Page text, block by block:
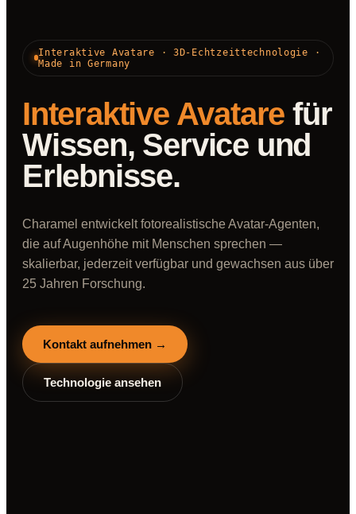
Interaktive Avatare · 3D-Echtzeittechnologie ·
Made in Germany
Interaktive Avatare für
Wissen, Service und
Erlebnisse.
Charamel entwickelt fotorealistische Avatar-Agenten,
die auf Augenhöhe mit Menschen sprechen —
skalierbar, jederzeit verfügbar und gewachsen aus über
25 Jahren Forschung.
Kontakt aufnehmen →
Technologie ansehen